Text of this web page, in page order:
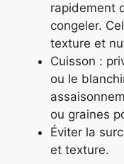
rapidement
congeler.
texture et
Cuisson :
ou le
ou graines
Éviter la
et texture.